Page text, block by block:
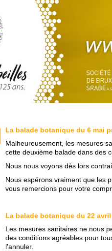
La balade botanique du 6 mai
Malheureusement, les mesures
cette deuxième balade dans des
Nous nous voyons dès lors
Nous espérons vraiment que les
vous remercions pour votre
La balade botanique du 22
Les mesures sanitaires ne nous
des conditions agréables pour
l'annuler.